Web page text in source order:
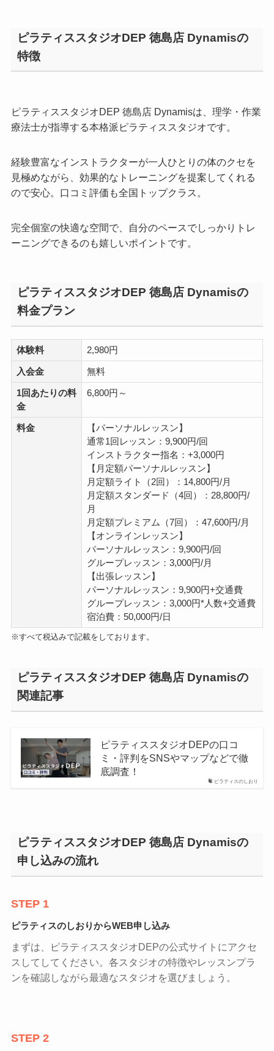
ピラティススタジオDEP 徳島店 Dynamisの
特徴
ピラティススタジオDEP 徳島店 Dynamisは、理学・作業
療法士が指導する本格派ピラティススタジオです。
経験豊富なインストラクターが一人ひとりの体のクセを
見極めながら、効果的なトレーニングを提案してくれる
ので安心。口コミ評価も全国トップクラス。
完全個室の快適な空間で、自分のペースでしっかりトレ
ーニングできるのも嬉しいポイントです。
ピラティススタジオDEP 徳島店 Dynamisの
料金プラン
体験料 2,980円
入会金 無料
1回あたりの料
金
6,800円～
料金
【パーソナルレッスン】
通常1回レッスン：9,900円/回
インストラクター指名：+3,000円
【月定額パーソナルレッスン】
月定額ライト（2回）：14,800円/月
月定額スタンダード（4回）：28,800円/
月
月定額プレミアム（7回）：47,600円/月
【オンラインレッスン】
パーソナルレッスン：9,900円/回
グループレッスン：3,000円/月
【出張レッスン】
パーソナルレッスン：9,900円+交通費
グループレッスン：3,000円*人数+交通費
宿泊費：50,000円/日
※すべて税込みで記載をしております。
ピラティススタジオDEP 徳島店 Dynamisの
関連記事
ピラティスのしおり
ピラティススタジオDEPの口コ
ミ・評判をSNSやマップなどで徹
底調査！
ピラティススタジオDEP 徳島店 Dynamisの
申し込みの流れ
STEP 1
ピラティスのしおりからWEB申し込み
まずは、ピラティススタジオDEPの公式サイトにアクセ
スしてしてください。各スタジオの特徴やレッスンプラ
ンを確認しながら最適なスタジオを選びましょう。
STEP 2